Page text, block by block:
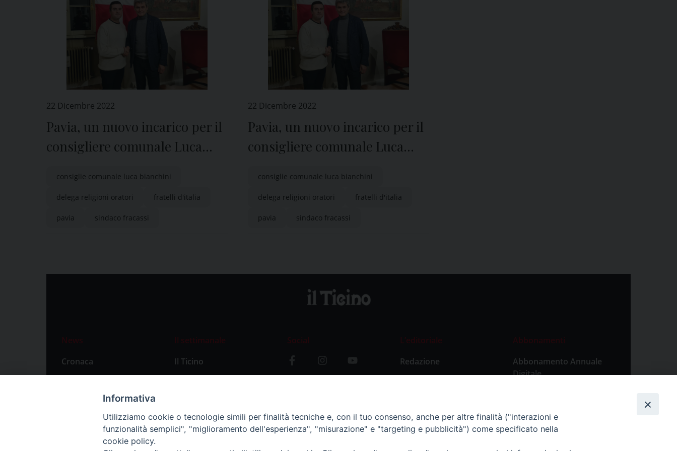
22 Dicembre 2022
Pavia, un nuovo incarico per il
consigliere comunale Luca
consiglie comunale luca bianchini
delega religioni oratori fratelli d'italia
pavia sindaco fracassi
22 Dicembre 2022
Pavia, un nuovo incarico per il
consigliere comunale Luca
consiglie comunale luca bianchini
delega religioni oratori fratelli d'italia
pavia sindaco fracassi
News
Cronaca
Attualità
Primo Piano
Il settimanale
Il Ticino
Abbonamenti
Social
L’editoriale
Redazione
Storia
Abbonamenti
Abbonamento Annuale
Digitale
Abbonamento Singola
Copia Digitale
Informativa
Utilizziamo cookie o tecnologie simili per finalità tecniche e, con il tuo consenso, anche per altre finalità ("interazioni e
funzionalità semplici", "miglioramento dell'esperienza", "misurazione" e "targeting e pubblicità") come specificato nella
cookie policy.